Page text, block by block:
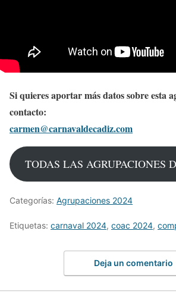
Si quieres aportar más datos sobre esta
contacto:
carmen@carnavaldecadiz.com
TODAS LAS AGRUPACIONES
Categorías: Agrupaciones 2024
Etiquetas: carnaval 2024, coac 2024,
Deja un comentario